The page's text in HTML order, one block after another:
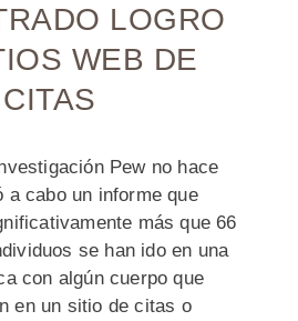
LOGRO
WEB DE
CITAS
Pew no hace
a cabo un informe que
más que 66
se han ido en una
con algún cuerpo que
en un sitio de citas o